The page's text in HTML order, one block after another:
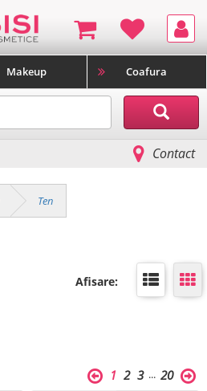
Makeup Coafura
Contact
Ten
Afisare:
1 2 3 ... 20